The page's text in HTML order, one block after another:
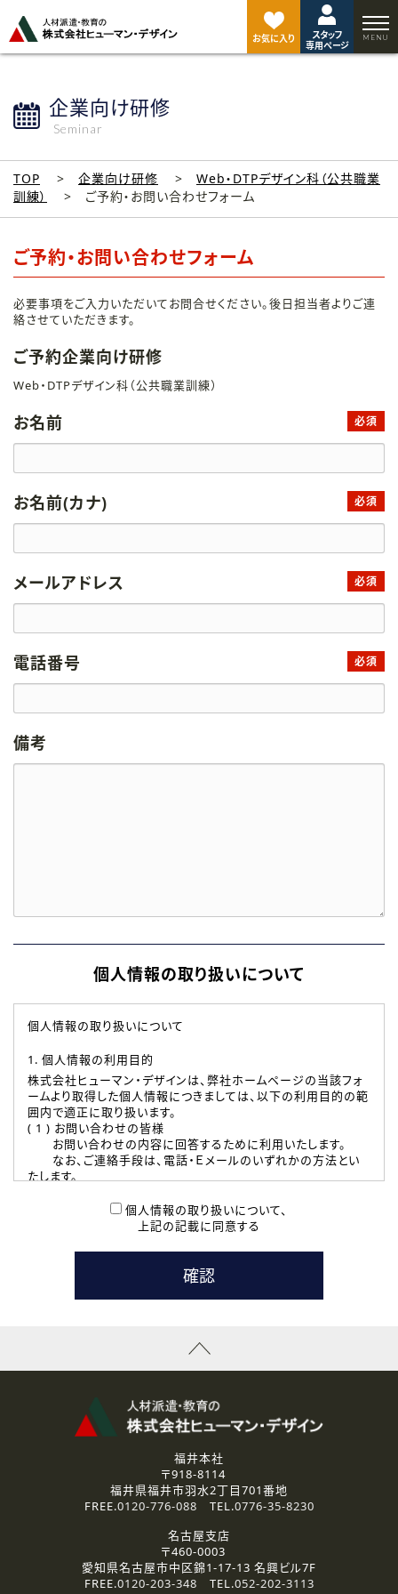
お気に入り
スタッフ
専用ページ
企業向け研修
Seminar
TOP 企業向け研修
Web・DTPデザイン科（公共職業
訓練）
ご予約・お問い合わせフォーム
ご予約・お問い合わせフォーム
必要事項をご入力いただいてお問合せください。後日担当者よりご連
絡させていただきます。
ご予約企業向け研修
Web・DTPデザイン科（公共職業訓練）
お名前 必須
お名前(カナ) 必須
メールアドレス 必須
電話番号 必須
備考
個人情報の取り扱いについて
個人情報の取り扱いについて
1. 個人情報の利用目的
株式会社ヒューマン・デザインは、弊社ホームページの当該フォ
ームより取得した個人情報につきましては、以下の利用目的の範
囲内で適正に取り扱います。
( 1 ) お問い合わせの皆様
お問い合わせの内容に回答するために利用いたします。
なお、ご連絡手段は、電話・Ｅメールのいずれかの方法とい
たします。
本登録に関するご連絡および本登録時の参考情報として利
たします。
( 3 ) スタッフ派遣を検討されている企業の皆様
お問い合わせの内容に回答するために利用いたします。
なお、ご連絡手段は、電話・Ｅメールのいずれかの方法とい
資料送付、受講相談に関するご連絡のために利用いたしま
その他、お問い合わせの内容に回答するために利用いたし
なお、ご連絡手段は、電話・Ｅメールのいずれかの方法とい
2.個人情報の第三者提供
ご提供いただいた個人情報は、法令等の規定に従う場合を除き、
3.個人情報の取り扱いの委託
弊社の定める個人情報保護の評価基準を満たした委託先に、個
人情報を委託する場合があります。
個人情報の取り扱いについて、
上記の記載に同意する
ジ
ト
福井本社
〒918-8114
福井県福井市羽水2丁目701番地
FREE.0120-776-088 TEL.0776-35-8230
名古屋支店
〒460-0003
愛知県名古屋市中区錦1-17-13 名興ビル7F
FREE.0120-203-348 TEL.052-202-3113